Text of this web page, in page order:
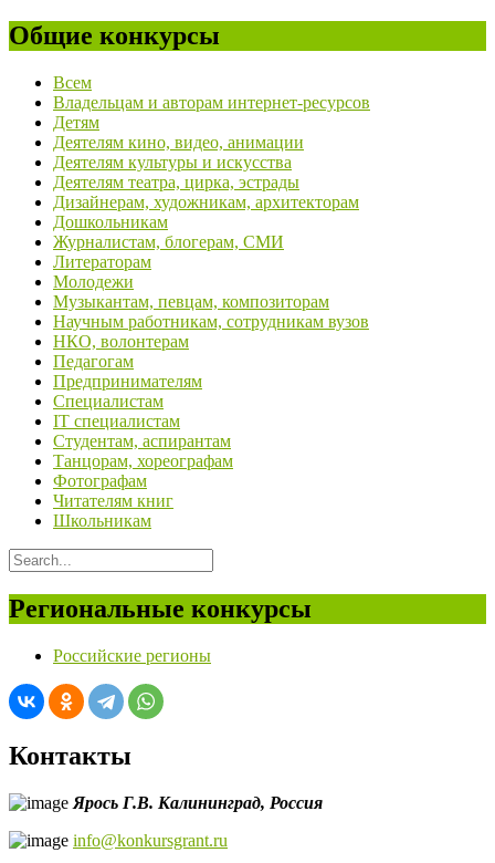
Общие конкурсы
Всем
Владельцам и авторам интернет-ресурсов
Детям
Деятелям кино, видео, анимации
Деятелям культуры и искусства
Деятелям театра, цирка, эстрады
Дизайнерам, художникам, архитекторам
Дошкольникам
Журналистам, блогерам, СМИ
Литераторам
Молодежи
Музыкантам, певцам, композиторам
Научным работникам, сотрудникам вузов
НКО, волонтерам
Педагогам
Предпринимателям
Специалистам
IT специалистам
Студентам, аспирантам
Танцорам, хореографам
Фотографам
Читателям книг
Школьникам
Региональные конкурсы
Российские регионы
Контакты
Ярось Г.В. Калининград, Россия
info@konkursgrant.ru